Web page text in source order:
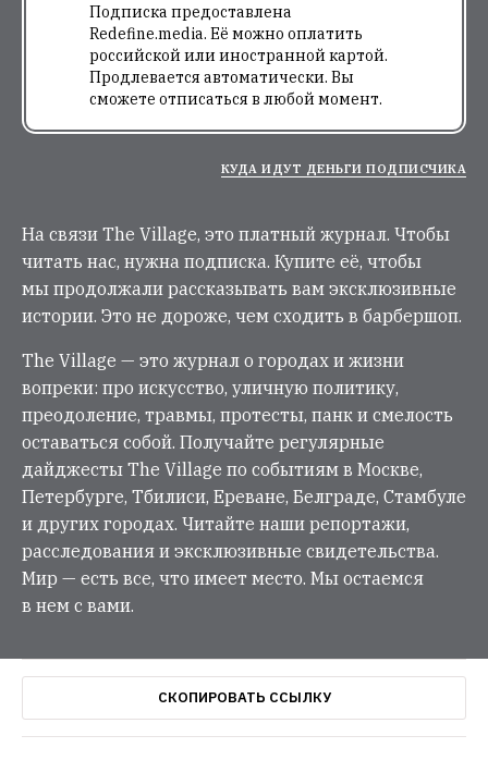
Подписка предоставлена
Redefine.media. Её можно оплатить
российской или иностранной картой.
Продлевается автоматически. Вы
сможете отписаться в любой момент.
КУДА ИДУТ ДЕНЬГИ ПОДПИСЧИКА
На связи The Village, это платный журнал. Чтобы
читать нас, нужна подписка. Купите её, чтобы
мы продолжали рассказывать вам эксклюзивные
истории. Это не дороже, чем сходить в барбершоп.
The Village — это журнал о городах и жизни
вопреки: про искусство, уличную политику,
преодоление, травмы, протесты, панк и смелость
оставаться собой. Получайте регулярные
дайджесты The Village по событиям в Москве,
Петербурге, Тбилиси, Ереване, Белграде, Стамбуле
и других городах. Читайте наши репортажи,
расследования и эксклюзивные свидетельства.
Мир — есть все, что имеет место. Мы остаемся
в нем с вами.
СКОПИРОВАТЬ ССЫЛКУ